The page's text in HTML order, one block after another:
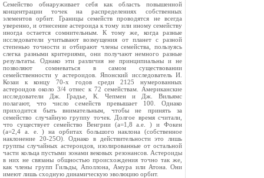
Семейство обнаруживает себя как область повышенной
концентрации точек на распределениях собственных
элементов орбит. Границы семейств проводятся не всегда
уверенно, и отнесение астероида к тому или иному семейству
иногда остается сомнительным. К тому же, когда разные
исследователи учитывают возмущения от планет с разной
степенью точности и отбирают члены семейства, пользуясь
слегка разными критериями, они получают немного разные
результаты. Однако эти различия не принципиальны и не
позволяют сомневаться в самом существовании
семейственности у астероидов. Японский исследователь И.
Козаи к концу 70-х годов среди 2125 нумерованных
астероидов около 3/4 отнес к 72 семействам. Американские
исследователи Дж. Градье, К. Чепмен и Дж. Вильямс
полагают, что число семейств превышает 100. Однако
приходится быть внимательным, чтобы не принять за
семейство случайную группу точек. Долгое время считали,
что существует семейство Венгрии (a=1,8 a.e. ) и Фокен
(a=2,4 a. e. ) на орбитах большого наклона (собственное
наклонение 20-25O). Однако в действительности это лишь
группы случайных астероидов, изолированные от остальной
части кольца пустыми зонами вековых резонансов. Астероиды
в них не связаны общностью происхождения точно так же,
как члены групп Гильды, Аполлона, Амура или Атона. Они
имеют лишь сходную динамическую эволюцию орбит.